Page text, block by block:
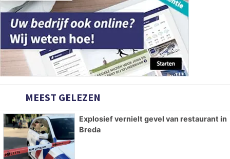
MEEST GELEZEN
Explosief vernielt gevel van restaurant in
Breda